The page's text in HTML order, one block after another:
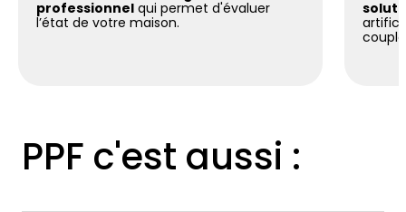
professionnel qui permet d'évaluer
l’état de votre maison.
PPF c'est aussi :